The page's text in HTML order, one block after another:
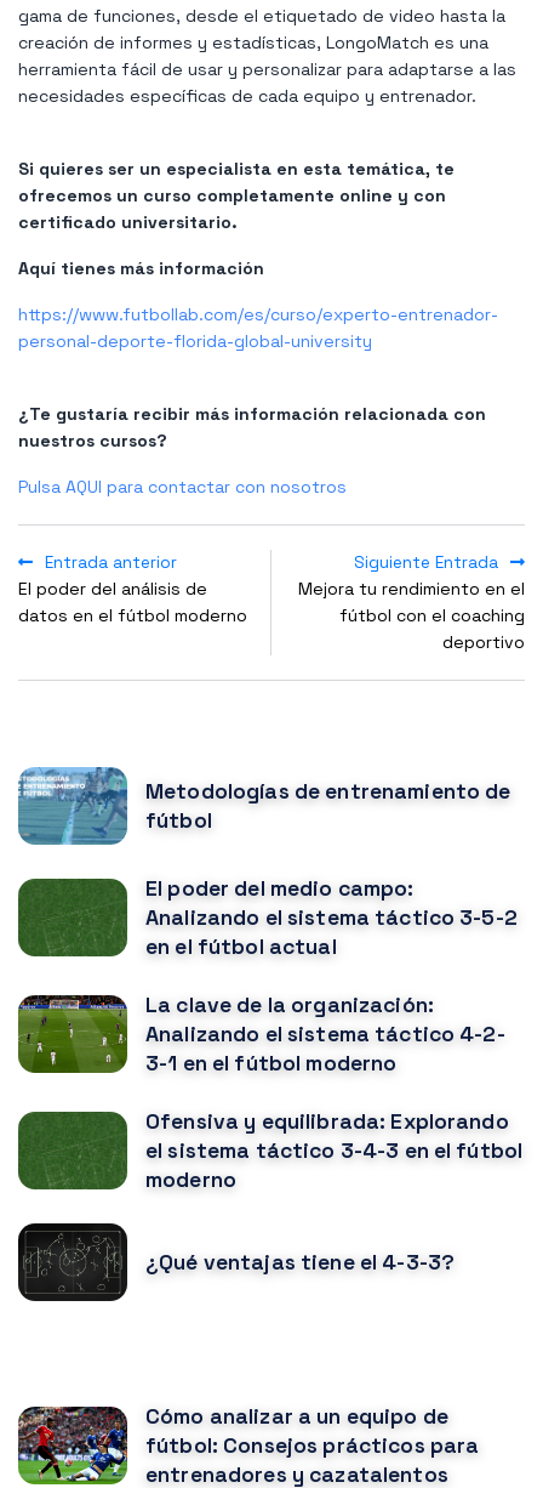
gama de funciones, desde el etiquetado de video hasta la
creación de informes y estadísticas, LongoMatch es una
herramienta fácil de usar y personalizar para adaptarse a las
necesidades específicas de cada equipo y entrenador.
Si quieres ser un especialista en esta temática, te
ofrecemos un curso completamente online y con
certificado universitario.
Aquí tienes más información
https://www.futbollab.com/es/curso/experto-entrenador-
personal-deporte-florida-global-university
¿Te gustaría recibir más información relacionada con
nuestros cursos?
Pulsa AQUI para contactar con nosotros
Entrada anterior
El poder del análisis de
datos en el fútbol moderno
Siguiente Entrada
Mejora tu rendimiento en el
fútbol con el coaching
deportivo
Metodologías de entrenamiento de
fútbol
El poder del medio campo:
Analizando el sistema táctico 3-5-2
en el fútbol actual
La clave de la organización:
Analizando el sistema táctico 4-2-
3-1 en el fútbol moderno
Ofensiva y equilibrada: Explorando
el sistema táctico 3-4-3 en el fútbol
moderno
¿Qué ventajas tiene el 4-3-3?
Cómo analizar a un equipo de
fútbol: Consejos prácticos para
entrenadores y cazatalentos